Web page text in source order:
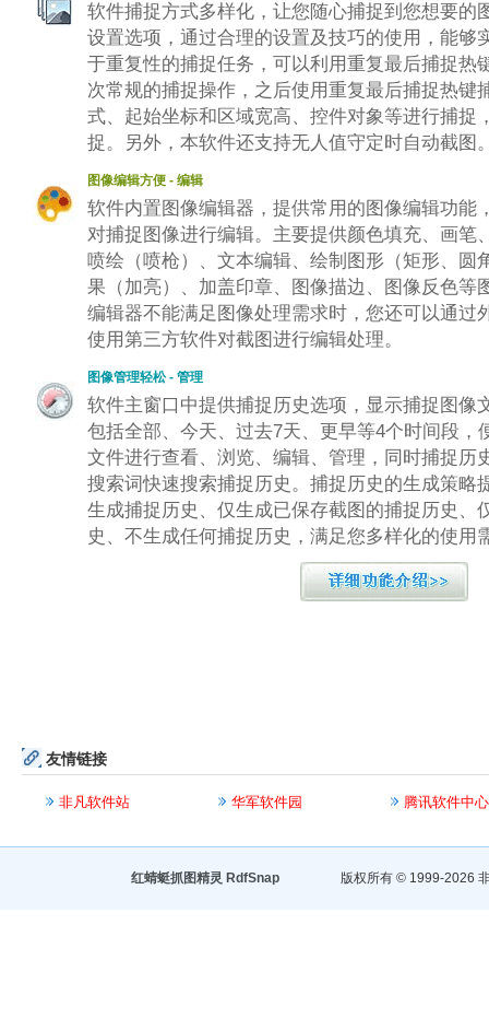
软件捕捉方式多样化，让您随心捕捉到您想要的
设置选项，通过合理的设置及技巧的使用，能够
于重复性的捕捉任务，可以利用重复最后捕捉热
次常规的捕捉操作，之后使用重复最后捕捉热键
式、起始坐标和区域宽高、控件对象等进行捕捉
捉。另外，本软件还支持无人值守定时自动截图
图像编辑方便 - 编辑
软件内置图像编辑器，提供常用的图像编辑功能
对捕捉图像进行编辑。主要提供颜色填充、画笔
喷绘（喷枪）、文本编辑、绘制图形（矩形、圆
果（加亮）、加盖印章、图像描边、图像反色等
编辑器不能满足图像处理需求时，您还可以通过
使用第三方软件对截图进行编辑处理。
图像管理轻松 - 管理
软件主窗口中提供捕捉历史选项，显示捕捉图像
包括全部、今天、过去7天、更早等4个时间段，
文件进行查看、浏览、编辑、管理，同时捕捉历
搜索词快速搜索捕捉历史。捕捉历史的生成策略
生成捕捉历史、仅生成已保存截图的捕捉历史、
史、不生成任何捕捉历史，满足您多样化的使用
友情链接
非凡软件站 华军软件园 腾讯软件中心
红蜻蜓抓图精灵 RdfSnap 版权所有 © 1999-2026